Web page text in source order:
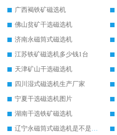
广西褐铁矿磁选机
佛山贫矿干选磁选机
济南永磁筒式磁选机
江苏铁矿磁选机多少钱1台
天津矿山干选磁选机
四川湿式磁选机生产厂家
宁夏干选磁选机图片
湖南干选铁矿磁选机
辽宁永磁筒式磁选机是不是强磁